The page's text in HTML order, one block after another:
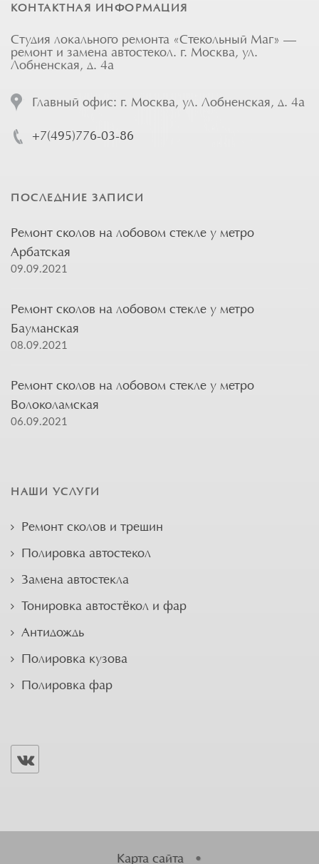
КОНТАКТНАЯ ИНФОРМАЦИЯ
Студия локального ремонта «Стекольный Маг» —
ремонт и замена автостекол. г. Москва, ул.
Лобненская, д. 4а
Главный офис: г. Москва, ул. Лобненская, д. 4а
+7(495)776-03-86
ПОСЛЕДНИЕ ЗАПИСИ
Ремонт сколов на лобовом стекле у метро
Арбатская
09.09.2021
Ремонт сколов на лобовом стекле у метро
Бауманская
08.09.2021
Ремонт сколов на лобовом стекле у метро
Волоколамская
06.09.2021
НАШИ УСЛУГИ
Ремонт сколов и трещин
Полировка автостекол
Замена автостекла
Тонировка автостёкол и фар
Антидождь
Полировка кузова
Полировка фар
Карта сайта •